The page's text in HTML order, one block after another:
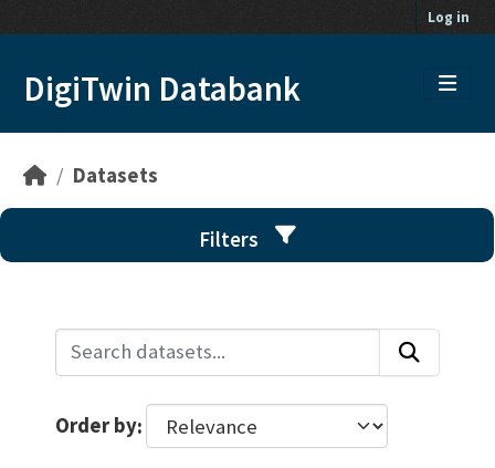
Log in
DigiTwin Databank
Datasets
Filters
Order by